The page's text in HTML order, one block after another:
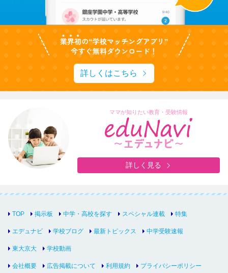
詳しくはこちら
ママが知りたい教育・受験情報
詳しく見る
TOP 掲示板 中学・高校を探す スペシャル連載 特集
エデュナビ 学校ブログ 最新トピックス 中学受験速報
東大京大 学校動画
会社概要 広告掲載について 利用規約 プライバシーポリシー